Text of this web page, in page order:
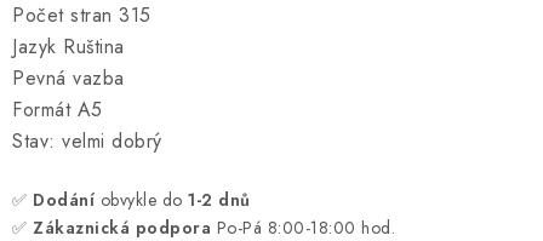
Počet stran 315
Jazyk Ruština
Pevná vazba
Formát A5
Stav: velmi dobrý
✅ Dodání obvykle do 1-2 dnů
✅ Zákaznická podpora Po-Pá 8:00-18:00 hod.